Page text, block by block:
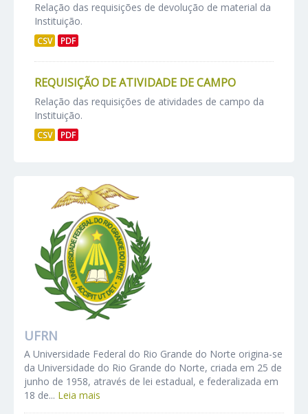
Relação das requisições de devolução de material da
Instituição.
CSV PDF
REQUISIÇÃO DE ATIVIDADE DE CAMPO
Relação das requisições de atividades de campo da
Instituição.
CSV PDF
UFRN
A Universidade Federal do Rio Grande do Norte origina-se
da Universidade do Rio Grande do Norte, criada em 25 de
junho de 1958, através de lei estadual, e federalizada em
18 de... Leia mais